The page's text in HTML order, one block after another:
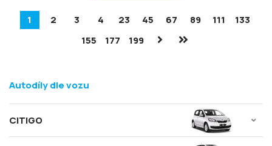
1 2 3 4 23 45 67 89 111
133
155
177 199
Autodíly dle vozu
CITIGO